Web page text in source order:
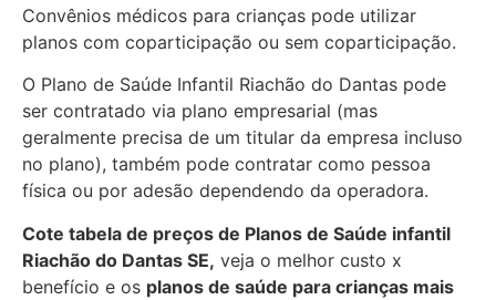
Convênios médicos para crianças pode utilizar
planos com coparticipação ou sem coparticipação.
O Plano de Saúde Infantil Riachão do Dantas pode
ser contratado via plano empresarial (mas
geralmente precisa de um titular da empresa incluso
no plano), também pode contratar como pessoa
física ou por adesão dependendo da operadora.
Cote tabela de preços de Planos de Saúde infantil
Riachão do Dantas SE, veja o melhor custo x
benefício e os planos de saúde para crianças mais